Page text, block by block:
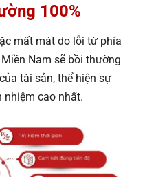
100%
mất mát do lỗi từ phía
Nam sẽ bồi thường
tài sản, thể hiện sự
nhiệm cao nhất.